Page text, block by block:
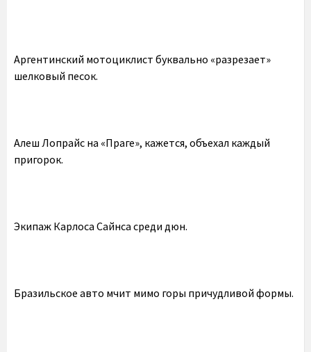
Аргентинский мотоциклист буквально «разрезает»
шелковый песок.
Алеш Лопрайс на «Праге», кажется, объехал каждый
пригорок.
Экипаж Карлоса Сайнса среди дюн.
Бразильское авто мчит мимо горы причудливой формы.